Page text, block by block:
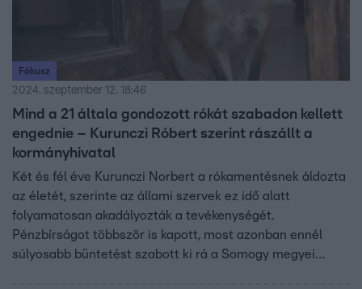
Fókusz
2024. szeptember 12. 18:46
Mind a 21 általa gondozott rókát szabadon kellett
engednie – Kurunczi Róbert szerint rászállt a
kormányhivatal
Két és fél éve Kurunczi Norbert a rókamentésnek áldozta
az életét, szerinte az állami szervek ez idő alatt
folyamatosan akadályozták a tevékenységét.
Pénzbírságot többször is kapott, most azonban ennél
súlyosabb büntetést szabott ki rá a Somogy megyei